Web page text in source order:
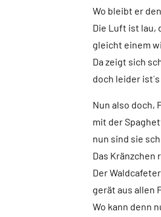
Wo bleibt er
Die Luft ist lau,
gleicht einem
Da zeigt sich
doch leider ist´s
Nun also doch,
mit der
nun sind sie
Das Kränzchen
Der
gerät aus allen
Wo kann denn